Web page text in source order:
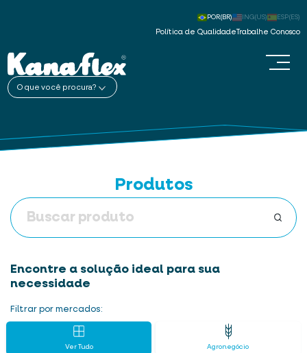
Política de Qualidade Trabalhe Conosco
POR(BR) ING(US) ESP(ES)
O que você procura?
Produtos
Encontre a solução ideal para sua
necessidade
Filtrar por mercados:
Ver Tudo Agronegócio